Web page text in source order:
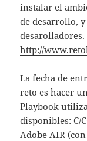
instalar el
de desarrollo,
http://
La fecha de
reto es hacer
Playbook
disponibles: C/
Adobe AIR